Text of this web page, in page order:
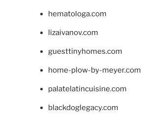
hematologa.com
lizaivanov.com
guesttinyhomes.com
home-plow-by-meyer.com
palatelatincuisine.com
blackdoglegacy.com